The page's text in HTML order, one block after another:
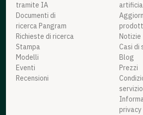
tramite IA
Documenti di
ricerca Pangram
Richieste di ricerca
Stampa
Modelli
Eventi
Recensioni
Notizie
Casi di
Blog
Prezzi
servizio
privacy